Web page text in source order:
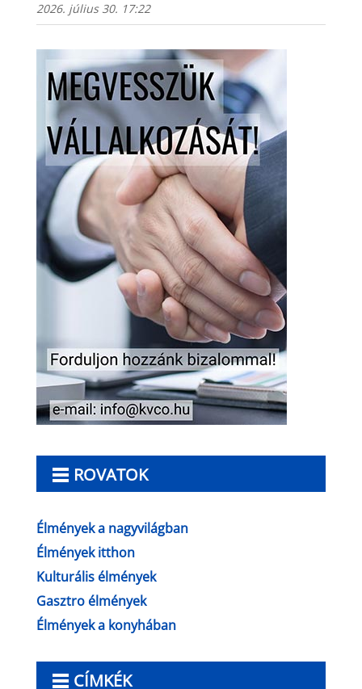
2026. július 30. 17:22
ROVATOK
Élmények a nagyvilágban
Élmények itthon
Kulturális élmények
Gasztro élmények
Élmények a konyhában
CÍMKÉK